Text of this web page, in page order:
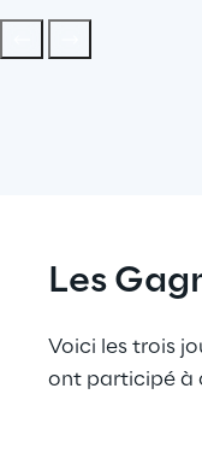
Les
Voici les trois
ont participé à